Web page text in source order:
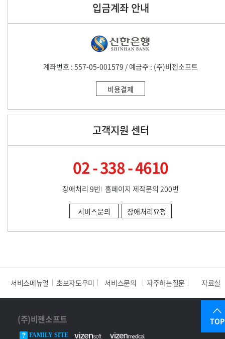
입금계좌 안내
계좌번호 : 557-05-001579 / 예금주 : (주)비젠소프트
비용결제
고객지원 센터
02 - 338 - 4610
장애처리 9번 홈페이지 제작문의 200번
서비스문의 장애처리요청
서비스메뉴얼 초보자도우미 서비스문의 자주하는질문 자료실
TOP
(주)비젠소프트
FAMILY SITE